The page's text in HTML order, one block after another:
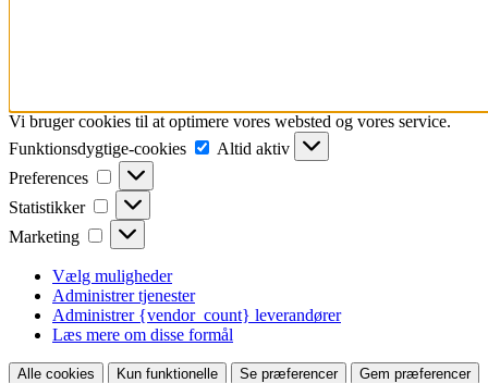
Vi bruger cookies til at optimere vores websted og vores service.
Funktionsdygtige-cookies
Funktionsdygtige-
cookies
Altid aktiv
Preferences
Preferences
Statistikker Statistikker
Marketing Marketing
Vælg muligheder
Administrer tjenester
Administrer {vendor_count} leverandører
Læs mere om disse formål
Alle cookies Kun funktionelle Se præferencer Gem præferencer